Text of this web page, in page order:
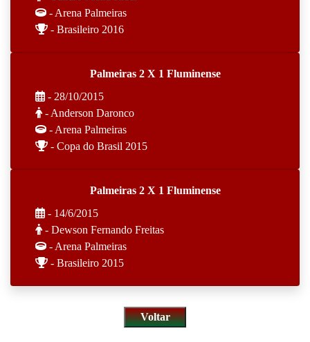
- Arena Palmeiras
- Brasileiro 2016
Palmeiras 2 X 1 Fluminense
- 28/10/2015
- Anderson Daronco
- Arena Palmeiras
- Copa do Brasil 2015
Palmeiras 2 X 1 Fluminense
- 14/6/2015
- Dewson Fernando Freitas
- Arena Palmeiras
- Brasileiro 2015